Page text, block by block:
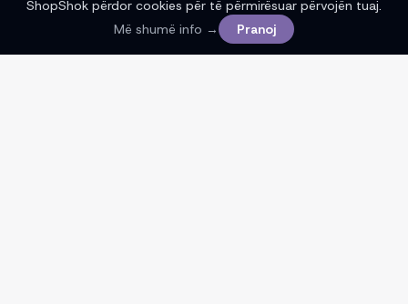
ShopShok përdor cookies për të përmirësuar përvojën tuaj.
Më shumë info →
Pranoj